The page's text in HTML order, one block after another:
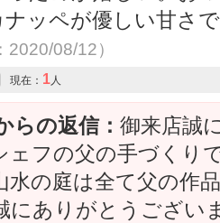
ナッペが優しい甘さ
08/12）
現在： 1人
らの返信： 御来店誠
ェフの父の手づくり
水の庭は全て父の作
にありがとうござい